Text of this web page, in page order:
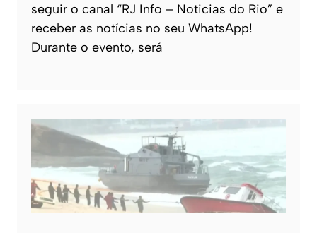
seguir o canal “RJ Info – Noticias do Rio” e
receber as notícias no seu WhatsApp!
Durante o evento, será